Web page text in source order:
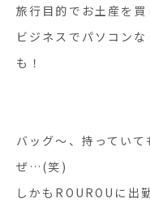
旅行目的でお土産を買
ビジネスでパソコン
も！
バッグ〜、持ってい
ぜ…(笑)
しかもROUROUに出